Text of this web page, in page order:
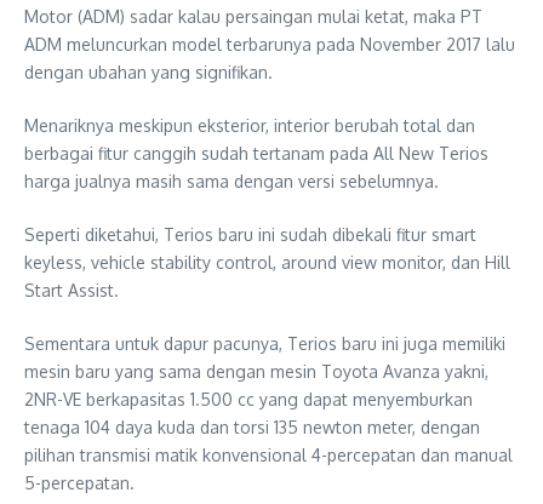
Motor (ADM) sadar kalau persaingan mulai ketat, maka PT
ADM meluncurkan model terbarunya pada November 2017 lalu
dengan ubahan yang signifikan.
Menariknya meskipun eksterior, interior berubah total dan
berbagai fitur canggih sudah tertanam pada All New Terios
harga jualnya masih sama dengan versi sebelumnya.
Seperti diketahui, Terios baru ini sudah dibekali fitur smart
keyless, vehicle stability control, around view monitor, dan Hill
Start Assist.
Sementara untuk dapur pacunya, Terios baru ini juga memiliki
mesin baru yang sama dengan mesin Toyota Avanza yakni,
2NR-VE berkapasitas 1.500 cc yang dapat menyemburkan
tenaga 104 daya kuda dan torsi 135 newton meter, dengan
pilihan transmisi matik konvensional 4-percepatan dan manual
5-percepatan.